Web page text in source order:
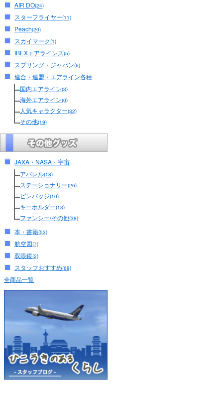
AIR DO(24)
スターフライヤー(11)
Peach(20)
スカイマーク(1)
IBEXエアラインズ(5)
スプリング・ジャパン(6)
連合・連盟・エアライン各種
国内エアライン(3)
海外エアライン(0)
人気キャラクター(32)
その他(19)
JAXA・NASA・宇宙
アパレル(18)
ステーショナリー(26)
ピンバッジ(10)
キーホルダー(13)
ファンシー/その他(38)
本・書籍(53)
航空図(7)
双眼鏡(2)
スタッフおすすめ(68)
全商品一覧